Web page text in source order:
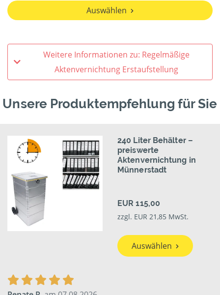
Auswählen
Weitere Informationen zu: Regelmäßige
Aktenvernichtung Erstaufstellung
Unsere Produktempfehlung für Sie
240 Liter Behälter –
preiswerte
Aktenvernichtung in
Münnerstadt
EUR 115,00
zzgl. EUR 21,85 MwSt.
Auswählen